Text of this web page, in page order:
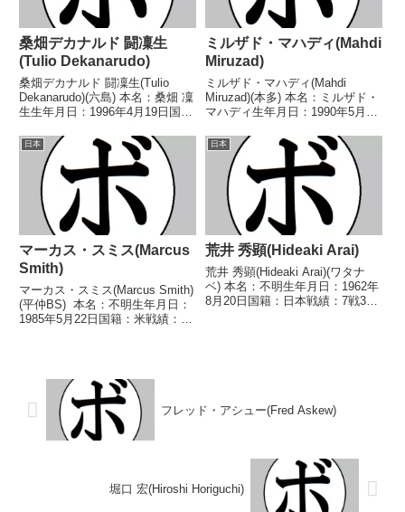
桑畑デカナルド 闘凜生
(Tulio Dekanarudo)
桑畑デカナルド 闘凜生(Tulio
Dekanarudo)(六島) 本名：桑畑 凜
生生年月日：1996年4月19日国
2分 【獲得タイトル】なし 【戦
歴】2018/09/29 ○2RTKO ヤ
ン・ジリアン...
ミルザド・マハディ(Mahdi
Miruzad)
ミルザド・マハディ(Mahdi
Miruzad)(本多) 本名：ミルザド・
マハディ生年月日：1990年5月3
12戦6勝(1KO)5敗1分 【獲得タイ
トル】なし 【戦歴】
2022/03/02 ●1RTKO 石橋
勇...
日本
マーカス・スミス(Marcus
Smith)
マーカス・スミス(Marcus Smith)
(平仲BS) 本名：不明生年月日：
1985年5月22日国籍：米戦績：10
2016/03/13 ○1...
日本
荒井 秀顕(Hideaki Arai)
荒井 秀顕(Hideaki Arai)(ワタナ
ベ) 本名：不明生年月日：1962年
8月20日国籍：日本戦績：7戦3勝
フレッド・アシュー(Fred Askew)
堀口 宏(Hiroshi Horiguchi)